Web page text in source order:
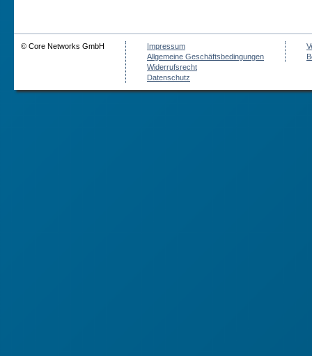
© Core Networks GmbH
Impressum
Allgemeine Geschäftsbedingungen
Widerrufsrecht
Datenschutz